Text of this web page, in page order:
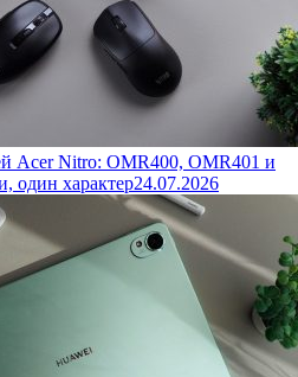
Acer Nitro: OMR400, OMR401 и
характер24.07.2026